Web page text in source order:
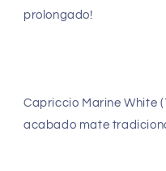
prolongado!
Capriccio Marine White
acabado mate